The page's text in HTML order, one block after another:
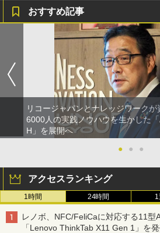
おすすめ記事
リコージャパンとナレッジワーク
6000人の実践ノウハウを生かした
H」を展開へ
●
● ●
アクセスランキング
1時間 24時間
レノボ、NFC/FeliCaに対応する11型
「Lenovo ThinkTab X11 Gen 1」を